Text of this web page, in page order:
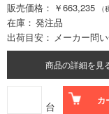
販売価格
￥663,235 （
在庫
発注品
出荷目安
メーカー問
商品の詳細を見
台 カ